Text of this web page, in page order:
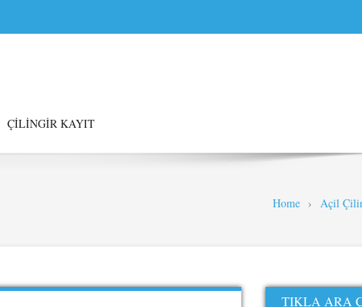
ÇILINGIR KAYIT
Home › Açil
TIKLA ARA